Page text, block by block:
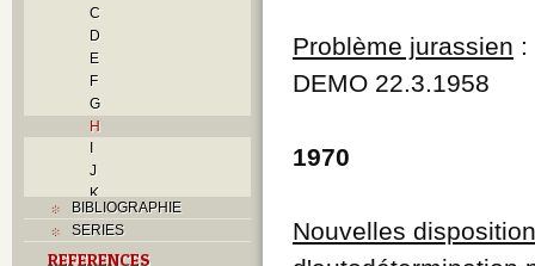
C
D
E
F
G
H
I
J
K
L
M
N
BIBLIOGRAPHIE
SERIES
REFERENCES
Problème jurassien :
DEMO 22.3.1958
1970
Nouvelles